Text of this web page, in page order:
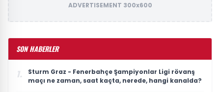
ADVERTISEMENT 300x600
SON HABERLER
1.
Sturm Graz - Fenerbahçe Şampiyonlar Ligi rövanş
maçı ne zaman, saat kaçta, nerede, hangi kanalda?